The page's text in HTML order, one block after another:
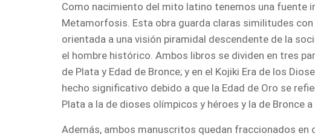
Como nacimiento del mito latino tenemos una fuente
Metamorfosis. Esta obra guarda claras similitudes
orientada a una visión piramidal descendente de la
el hombre histórico. Ambos libros se dividen en tres
de Plata y Edad de Bronce; y en el Kojiki Era de los
hecho significativo debido a que la Edad de Oro se
Plata a la de dioses olímpicos y héroes y la de Bronce
Además, ambos manuscritos quedan fraccionados en